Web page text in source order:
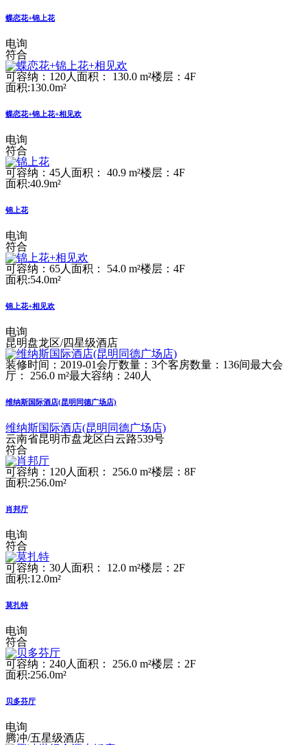
蝶恋花+锦上花
电询
符合
可容纳：120人 面积： 130.0 m²楼层：4F
面积:130.0m²
蝶恋花+锦上花+相见欢
电询
符合
可容纳：45人 面积： 40.9 m²楼层：4F
面积:40.9m²
锦上花
电询
符合
可容纳：65人 面积： 54.0 m²楼层：4F
面积:54.0m²
锦上花+相见欢
电询
昆明盘龙区/四星级酒店
装修时间：2019-01会厅数量：3个客房数量：136间最大会
厅： 256.0 m²最大容纳：240人
维纳斯国际酒店(昆明同德广场店)
维纳斯国际酒店(昆明同德广场店)
云南省昆明市盘龙区白云路539号
符合
可容纳：120人 面积： 256.0 m²楼层：8F
面积:256.0m²
肖邦厅
电询
符合
可容纳：30人 面积： 12.0 m²楼层：2F
面积:12.0m²
莫扎特
电询
符合
可容纳：240人 面积： 256.0 m²楼层：2F
面积:256.0m²
贝多芬厅
电询
腾冲/五星级酒店